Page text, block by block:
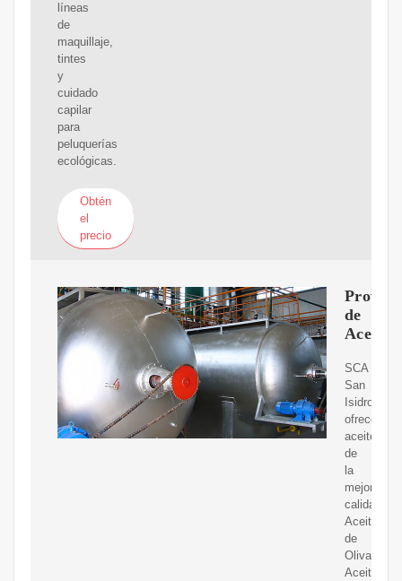
líneas
de
maquillaje,
tintes
y
cuidado
capilar
para
peluquerías
ecológicas.
Obtén
el
precio
de
Aceite
SCA
San
Isidro
ofrece
aceites
de
la
mejor
calidad:
Aceite
de
Oliva,
Aceite